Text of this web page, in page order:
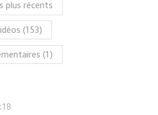
plus récents
(153)
(1)